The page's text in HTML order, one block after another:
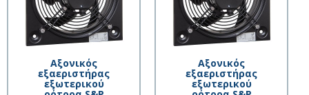
Aξονικός
εξαεριστήρας
εξωτερικού
Aξονικός
εξαεριστήρας
εξωτερικού